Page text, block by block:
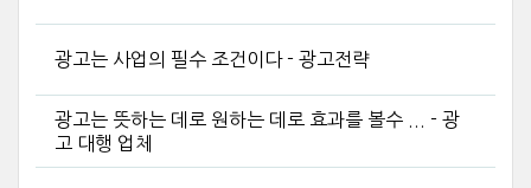
광고는 사업의 필수 조건이다 - 광고전략
광고는 뜻하는 데로 원하는 데로 효과를 볼수 ... - 광
고 대행 업체